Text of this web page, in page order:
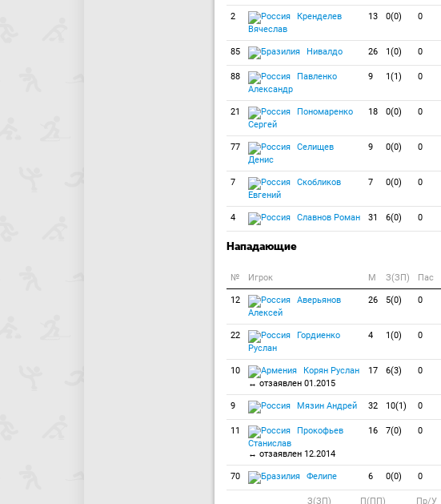
2
Кренделев
Вячеслав
13 0(0) 0
85 Нивалдо 26 1(0) 0
88
Павленко
Александр
9 1(1) 0
21
Пономаренко
Сергей
18 0(0) 0
77
Селищев
Денис
9 0(0) 0
7
Скобликов
Евгений
7 0(0) 0
4 Славнов Роман 31 6(0) 0
Нападающие
№ Игрок M З(ЗП) Пас
12
Аверьянов
Алексей
26 5(0) 0
22
Гордиенко
Руслан
4 1(0) 0
10
Корян Руслан
↔ отзаявлен 01.2015
17 6(3) 0
9 Мязин Андрей 32 10(1) 0
11
Прокофьев
Станислав
↔ отзаявлен 12.2014
16 7(0) 0
70 Фелипе 6 0(0) 0
З(ЗП) П(ПП) Пр/У